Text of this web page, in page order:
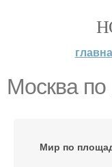
Москва
Мир по